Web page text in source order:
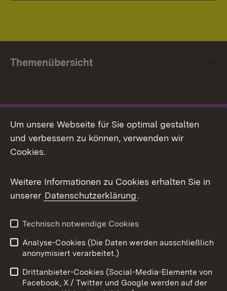
Themenübersicht
Facebook
X / Twitter
Youtube
Impressum
Kontakt
Barrierefreiheit
Datenschutz
Um unsere Webseite für Sie optimal gestalten
und verbessern zu können, verwenden wir
Cookies.
Weitere Informationen zu Cookies erhalten Sie in
unserer Datenschutzerklärung.
Technisch notwendige Cookies
Analyse-Cookies (Die Daten werden ausschließlich
anonymisiert verarbeitet.)
Drittanbieter-Cookies (Social-Media-Elemente von
Facebook, X / Twitter und Google werden auf der